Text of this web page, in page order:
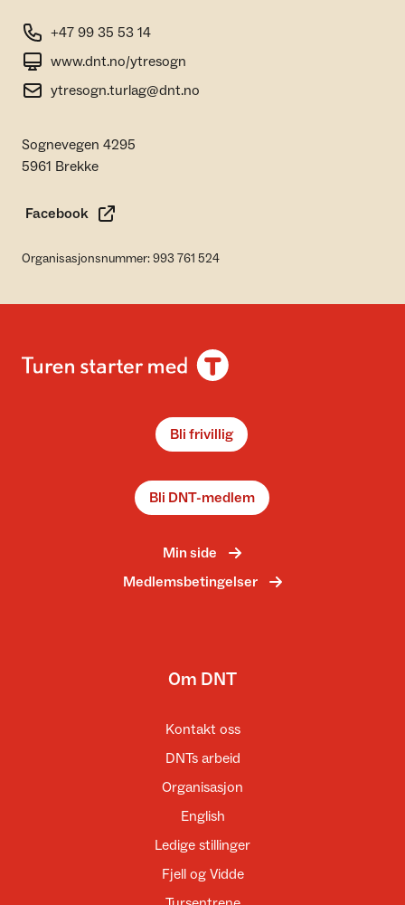
+47 99 35 53 14
www.dnt.no/ytresogn
ytresogn.turlag@dnt.no
Sognevegen 4295
5961 Brekke
Facebook
Organisasjonsnummer: 993 761 524
Bli frivillig
Bli DNT-medlem
Min side
Medlemsbetingelser
Om DNT
Kontakt oss
DNTs arbeid
Organisasjon
English
Ledige stillinger
Fjell og Vidde